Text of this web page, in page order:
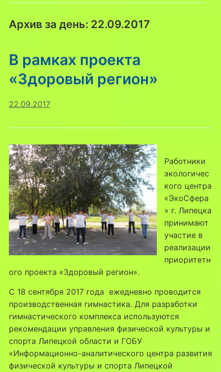
Архив за день: 22.09.2017
В рамках проекта
«Здоровый регион»
22.09.2017
Работники
экологичес
кого центра
«ЭкоСфера
» г. Липецка
принимают
участие в
реализации
приоритетн
ого проекта «Здоровый регион».
С 18 сентября 2017 года ежедневно проводится
производственная гимнастика. Для разработки
гимнастического комплекса используются
рекомендации управления физической культуры и
спорта Липецкой области и ГОБУ
«Информационно-аналитического центра развития
физической культуры и спорта Липецкой